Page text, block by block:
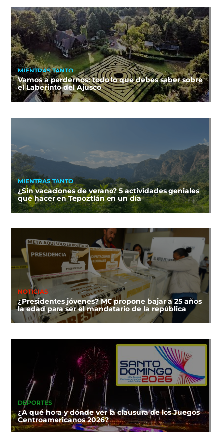
MIENTRAS TANTO
Vamos a perdernos: todo lo que debes saber sobre
el Laberinto del Ajusco
MIENTRAS TANTO
¿Sin vacaciones de verano? 5 actividades geniales
que hacer en Tepoztlán en un día
NOTICIAS
¿Presidentes jóvenes? MC propone bajar a 25 años
la edad para ser el mandatario de la república
DEPORTES
¿A qué hora y dónde ver la clausura de los Juegos
Centroamericanos 2026?